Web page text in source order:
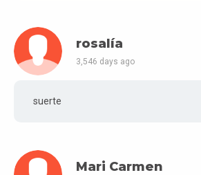
rosalía
3,546 days ago
suerte
Mari Carmen